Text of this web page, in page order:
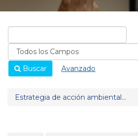
Buscar Avanzado
Estrategia de acción ambiental...